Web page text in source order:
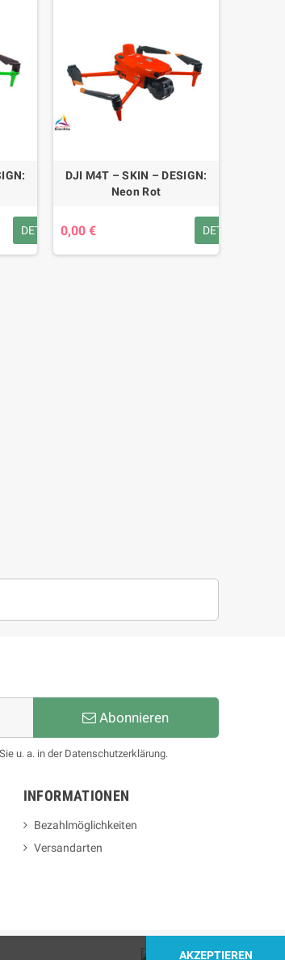
DETAILS
DJI M4T – SKIN – DESIGN:
Neon Rot
0,00 € DETAILS
Abonnieren
u. a. in der Datenschutzerklärung.
INFORMATIONEN
Bezahlmöglichkeiten
Versandarten
AKZEPTIEREN